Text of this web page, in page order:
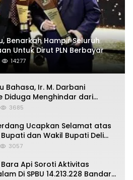
Benarkah Hampir Seluruh
Untuk Dirut PLN Berbayar
14277
Bahasa, Ir. M. Darbani
Diduga Menghindar dari
Politik
3685
Ucapkan Selamat atas
dan Wakil Bupati Deli
3057
Bara Api Soroti Aktivitas
Di SPBU 14.213.228 Bandar